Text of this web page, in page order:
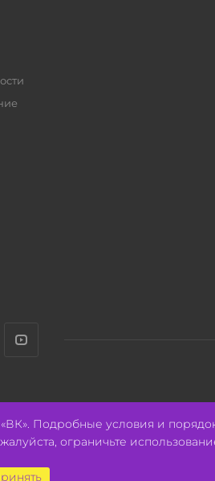
Подробные условия и
ограничьте